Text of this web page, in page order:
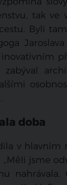
tak ve
Byli
doba
v
jsme